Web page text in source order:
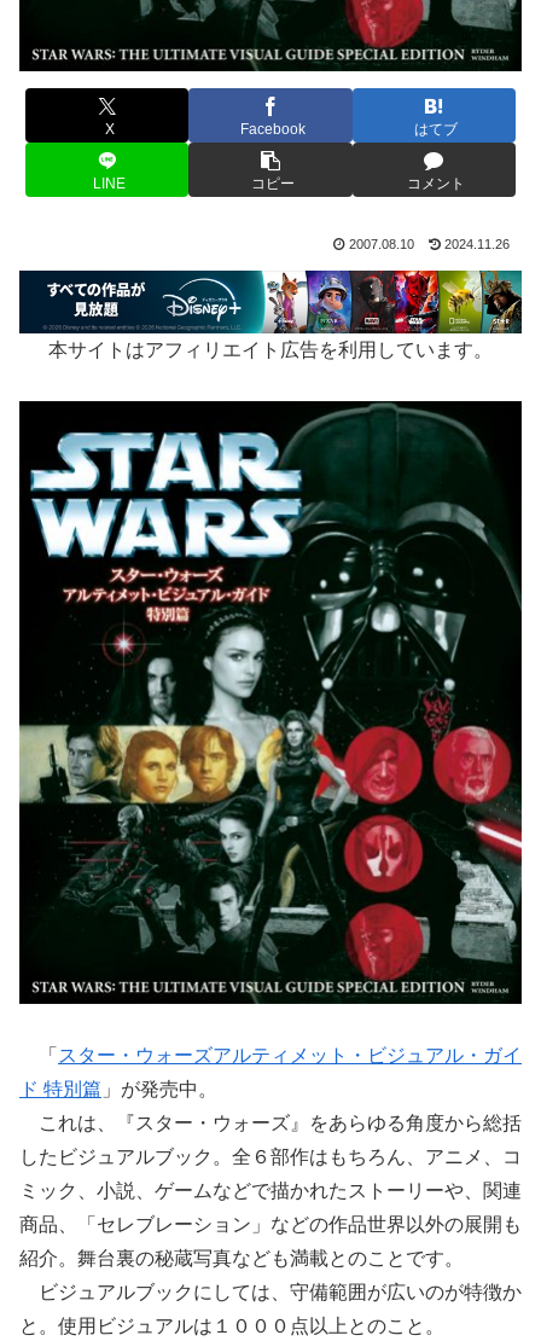
X Facebook はてブ
LINE コピー コメント
2007.08.10 2024.11.26
本サイトはアフィリエイト広告を利用しています。
「 スター・ウォーズアルティメット・ビジュアル・ガイ
ド 特別篇 」が発売中。
これは、『スター・ウォーズ』をあらゆる角度から総括
したビジュアルブック。全６部作はもちろん、アニメ、コ
ミック、小説、ゲームなどで描かれたストーリーや、関連
商品、「セレブレーション」などの作品世界以外の展開も
紹介。舞台裏の秘蔵写真なども満載とのことです。
ビジュアルブックにしては、守備範囲が広いのが特徴か
と。使用ビジュアルは１０００点以上とのこと。